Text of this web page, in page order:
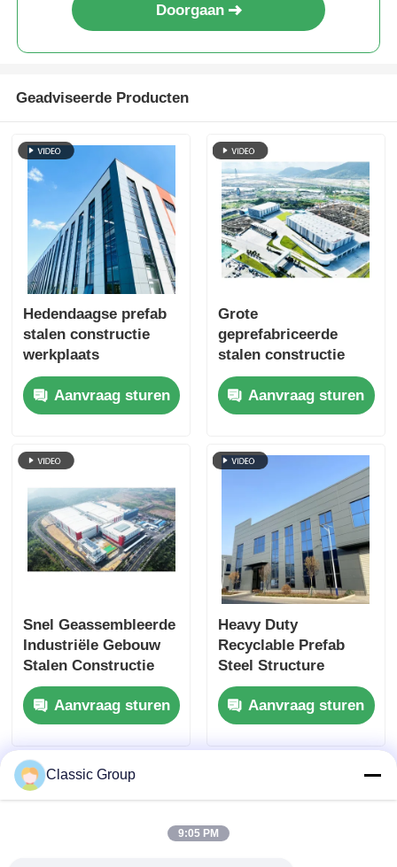
Doorgaan
Geadviseerde Producten
Hedendaagse prefab
stalen constructie
werkplaats
magazijngebouwen
Aanvraag sturen
Grote
geprefabriceerde
stalen constructie
gebouwen met één
verdieping,
weerbestendig
Aanvraag sturen
Snel Geassembleerde
Industriële Gebouw
Stalen Constructie
Geprefabriceerde
Schuur Op Maat
Aanvraag sturen
Heavy Duty
Recyclable Prefab
Steel Structure
Fabricatie
Aardbevingsbestendige
Aanvraag sturen
Classic Group
9:05 PM